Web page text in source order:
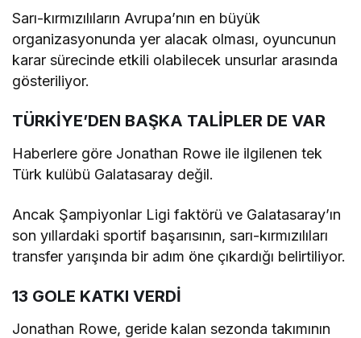
Sarı-kırmızılıların Avrupa’nın en büyük
organizasyonunda yer alacak olması, oyuncunun
karar sürecinde etkili olabilecek unsurlar arasında
gösteriliyor.
TÜRKİYE’DEN BAŞKA TALİPLER DE VAR
Haberlere göre Jonathan Rowe ile ilgilenen tek
Türk kulübü Galatasaray değil.
Ancak Şampiyonlar Ligi faktörü ve Galatasaray’ın
son yıllardaki sportif başarısının, sarı-kırmızılıları
transfer yarışında bir adım öne çıkardığı belirtiliyor.
13 GOLE KATKI VERDİ
Jonathan Rowe, geride kalan sezonda takımının